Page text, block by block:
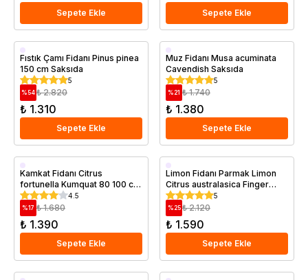
Sepete Ekle Sepete Ekle
Saksıda
Fıstık Çamı Fidanı Pinus pinea
150 cm Saksıda
5
% 54 ₺ 2.820
₺ 1.310
Sepete Ekle
Saksıda
Muz Fidanı Musa acuminata
Cavendish Saksıda
5
%21 ₺ 1.740
₺ 1.380
Sepete Ekle
Aşılı
Saksıda
Kamkat Fidanı Citrus
fortunella Kumquat 80 100 cm
3 yaş Saksıda
4.5
%17 ₺ 1.680
₺ 1.390
Sepete Ekle
Aşılı
Saksıda
Limon Fidanı Parmak Limon
Citrus australasica Finger
Lime 60 80 cm
5
%25 ₺ 2.120
₺ 1.590
Sepete Ekle